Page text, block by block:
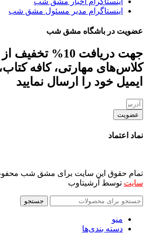
اینستاگرام مدیر مسئول مشق شب
عضویت در باشگاه مشق شب
جهت دریافت 10%
کلاس‌های مهارتی، کافه
ایمیل خود را ارسال نمایید
عضویت
نماد اعتماد
تمام حقوق این سایت برای مشق شب
سایت توسط آرشیتاوب
جستجو
منو
دسته بندی‌ها